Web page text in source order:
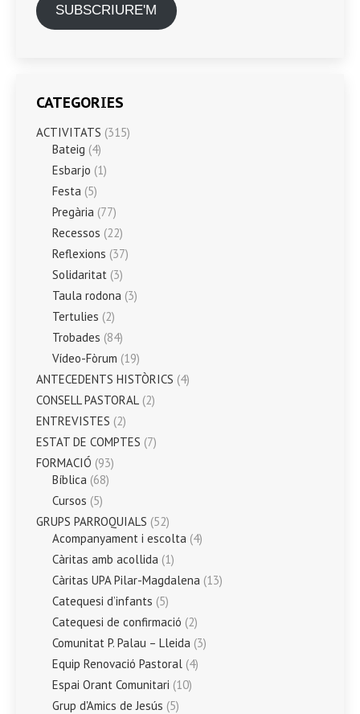
SUBSCRIURE'M
CATEGORIES
ACTIVITATS (315)
Bateig (4)
Esbarjo (1)
Festa (5)
Pregària (77)
Recessos (22)
Reflexions (37)
Solidaritat (3)
Taula rodona (3)
Tertulies (2)
Trobades (84)
Vídeo-Fòrum (19)
ANTECEDENTS HISTÒRICS (4)
CONSELL PASTORAL (2)
ENTREVISTES (2)
ESTAT DE COMPTES (7)
FORMACIÓ (93)
Bíblica (68)
Cursos (5)
GRUPS PARROQUIALS (52)
Acompanyament i escolta (4)
Càritas amb acollida (1)
Càritas UPA Pilar-Magdalena (13)
Catequesi d’infants (5)
Catequesi de confirmació (2)
Comunitat P. Palau – Lleida (3)
Equip Renovació Pastoral (4)
Espai Orant Comunitari (10)
Grup d'Amics de Jesús (5)